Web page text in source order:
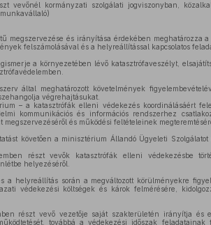
vevőnél kormányzati szolgálati jogviszonyban,
megszervezése és irányítása érdekében meghatározza
felszámolásával és a helyreállítással kapcsolatos
a környezetében lévő katasztrófaveszélyt,
által meghatározott követelmények
végrehajtásukat.
– a katasztrófák elleni védekezés koordinálásáért
kommunikációs és információs rendszerhez
és működési feltételeinek
követően a minisztérium Állandó Ügyeleti Szolgálatot
részt vevők katasztrófák elleni védekezésbe
helyezéséről.
a helyreállítás során a megváltozott körülményekre
védekezési költségek és károk felmérésére,
részt vevő vezetője saját szakterületén irányítja és
továbbá a védekezési időszak feladatainak